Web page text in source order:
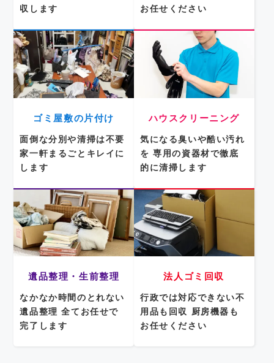
収します
お任せください
ゴミ屋敷の片付け
面倒な分別や清掃は不要
家一軒まるごとキレイに
します
ハウスクリーニング
気になる臭いや酷い汚れ
を 専用の資器材で徹底
的に清掃します
遺品整理・生前整理
なかなか時間のとれない
遺品整理 全てお任せで
完了します
法人ゴミ回収
行政では対応できない不
用品も回収 厨房機器も
お任せください